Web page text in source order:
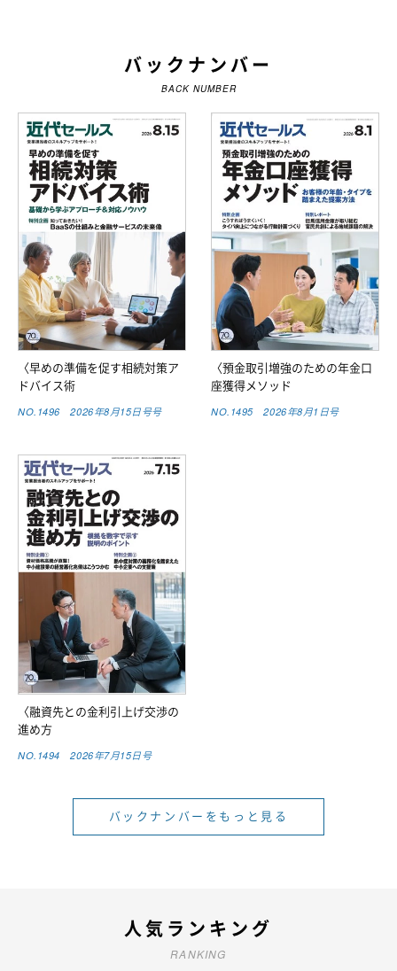
バックナンバー
BACK NUMBER
〈早めの準備を促す相続対策ア
ドバイス術
NO.1496 2026年8月15日号号
〈預金取引増強のための年金口
座獲得メソッド
NO.1495 2026年8月1日号
〈融資先との金利引上げ交渉の
進め方
NO.1494 2026年7月15日号
バックナンバーをもっと見る
人気ランキング
RANKING